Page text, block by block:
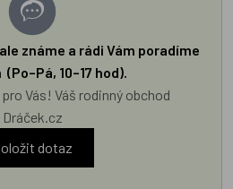
známe a rádi Vám poradíme
10–17 hod).
Vás! Váš rodinný obchod
Dráček.cz
dotaz